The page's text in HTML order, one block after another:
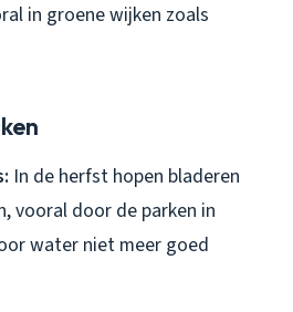
in groene wijken zoals
In de herfst hopen bladeren
vooral door de parken in
water niet meer goed